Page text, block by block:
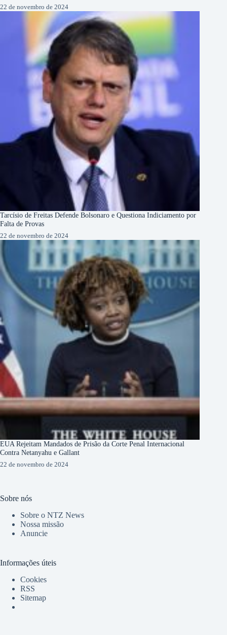
22 de novembro de 2024
Tarcísio de Freitas Defende Bolsonaro e Questiona Indiciamento por
Falta de Provas
22 de novembro de 2024
EUA Rejeitam Mandados de Prisão da Corte Penal Internacional
Contra Netanyahu e Gallant
22 de novembro de 2024
Sobre nós
Sobre o NTZ News
Nossa missão
Anuncie
Informações úteis
Cookies
RSS
Sitemap